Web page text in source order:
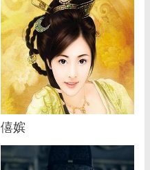
僖嫔